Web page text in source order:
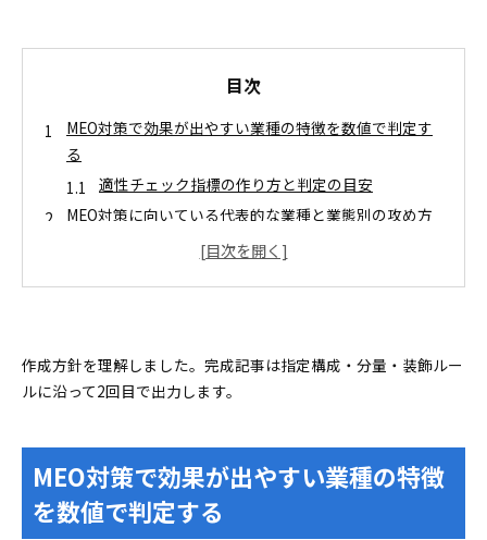
目次
MEO対策で効果が出やすい業種の特徴を数値で判定す
る
適性チェック指標の作り方と判定の目安
MEO対策に向いている代表的な業種と業態別の攻め方
飲食店と小売や買取店で異なるレビューと写真の
医療や宿泊や士業など信頼が重要な業種で差をつける
運用
宿泊施設や不動産や学習塾で有効な写真と投稿テ
ーマ
レビュー依頼の適切なタイミングと依頼文テンプ
作成方針を理解しました。完成記事は指定構成・分量・装飾ルー
ルに沿って2回目で出力します。
MEO対策で効果が出やすい業種の特徴
を数値で判定する